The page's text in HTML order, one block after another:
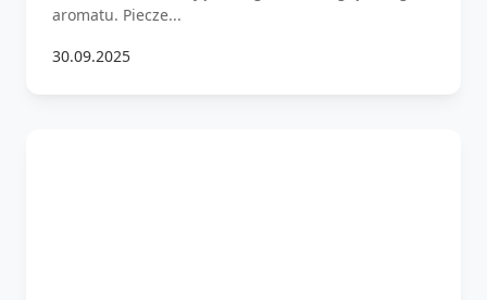
aromatu. Piecze...
30.09.2025